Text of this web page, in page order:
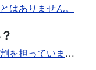
はありません。
担っています。